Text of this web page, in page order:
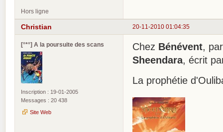
Hors ligne
20-11-2010 01:04:35
Christian
[°*°] A la poursuite des scans
Inscription : 19-01-2005
Messages : 20 438
Site Web
Chez Bénévent,
Sheendara, écrit
La prophétie